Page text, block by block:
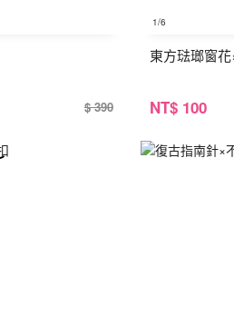
$ 390
1/6
東方琺瑯窗
NT$ 100